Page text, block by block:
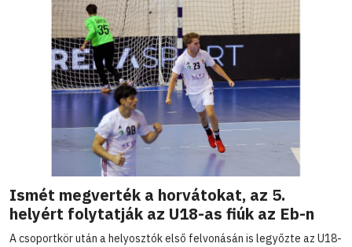
Ismét megverték a horvátokat, az 5.
helyért folytatják az U18-as fiúk az Eb-n
A csoportkör után a helyosztók első felvonásán is legyőzte az U18-